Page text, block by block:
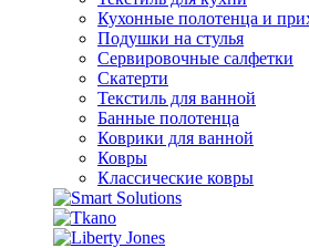
Кухонные полотенца и
Подушки на стулья
Сервировочные салфетки
Скатерти
Текстиль для ванной
Банные полотенца
Коврики для ванной
Ковры
Классические ковры